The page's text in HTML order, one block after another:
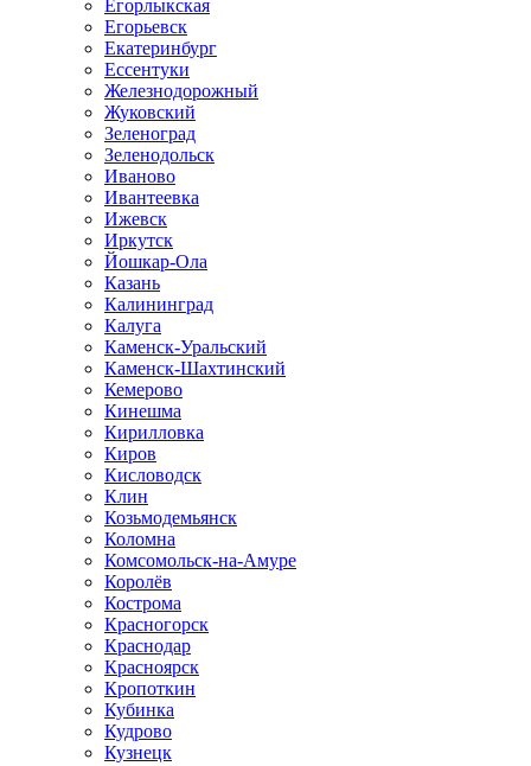
Егорлыкская
Егорьевск
Екатеринбург
Ессентуки
Железнодорожный
Жуковский
Зеленоград
Зеленодольск
Иваново
Ивантеевка
Ижевск
Иркутск
Йошкар-Ола
Казань
Калининград
Калуга
Каменск-Уральский
Каменск-Шахтинский
Кемерово
Кинешма
Кирилловка
Киров
Кисловодск
Клин
Козьмодемьянск
Коломна
Комсомольск-на-Амуре
Королёв
Кострома
Красногорск
Краснодар
Красноярск
Кропоткин
Кубинка
Кудрово
Кузнецк